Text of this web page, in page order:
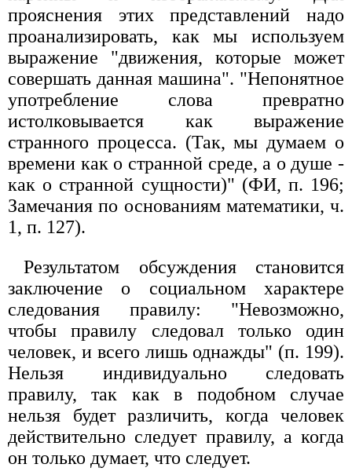
прояснения этих представлений надо
проанализировать, как мы используем
выражение "движения, которые может
совершать данная машина". "Непонятное
употребление слова превратно
истолковывается как выражение
странного процесса. (Так, мы думаем о
времени как о странной среде, а о душе -
как о странной сущности)" (ФИ, п. 196;
Замечания по основаниям математики, ч.
1, п. 127).
Результатом обсуждения становится
заключение о социальном характере
следования правилу: "Невозможно,
чтобы правилу следовал только один
человек, и всего лишь однажды" (п. 199).
Нельзя индивидуально следовать
правилу, так как в подобном случае
нельзя будет различить, когда человек
действительно следует правилу, а когда
он только думает, что следует.